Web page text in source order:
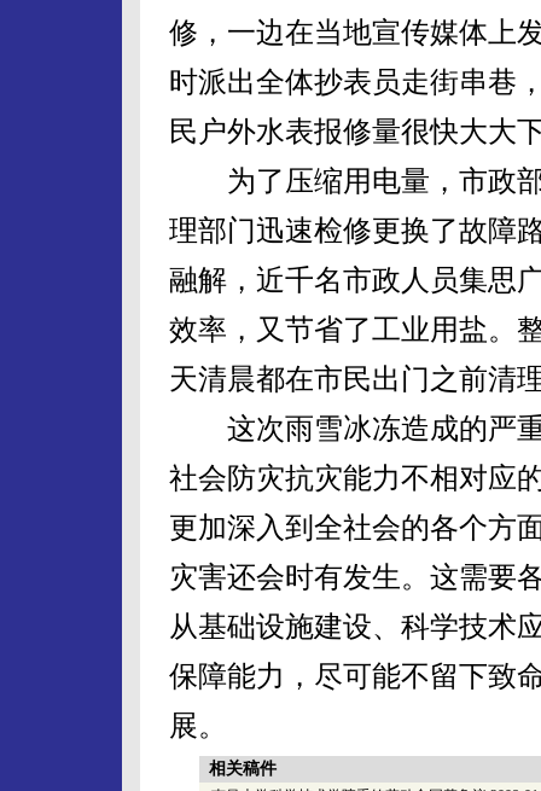
修，一边在当地宣传媒体上
时派出全体抄表员走街串巷
民户外水表报修量很快大大
为了压缩用电量，市政部
理部门迅速检修更换了故障
融解，近千名市政人员集思
效率，又节省了工业用盐。
天清晨都在市民出门之前清
这次雨雪冰冻造成的严重
社会防灾抗灾能力不相对应
更加深入到全社会的各个方
灾害还会时有发生。这需要
从基础设施建设、科学技术
保障能力，尽可能不留下致
展。
相关稿件